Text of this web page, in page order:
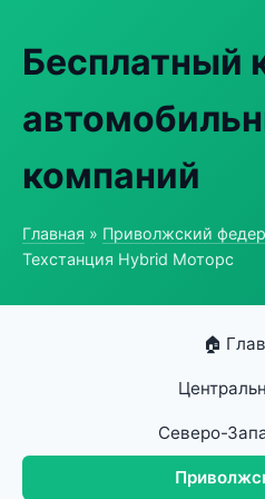
Бесплатный
компаний
Главная » Приволжский
Техстанция Hybrid Моторс
🏠
Северо-